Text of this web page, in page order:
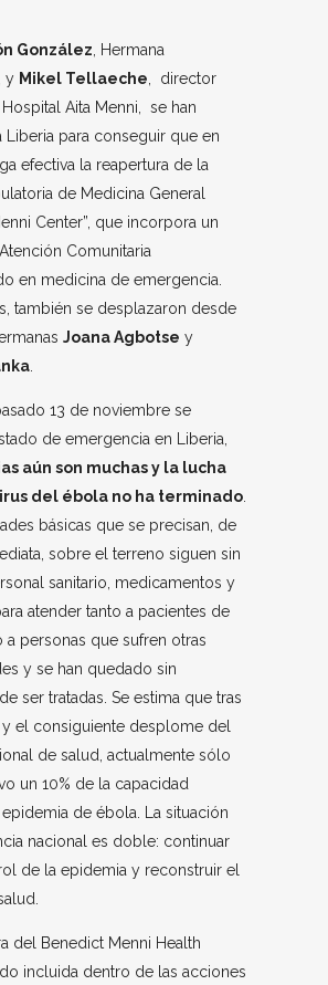
González , Hermana
y Mikel Tellaeche , director
Aita Menni, se han
Liberia para conseguir que en
efectiva la reapertura de la
de Medicina General
Center”, que incorpora un
Comunitaria
en medicina de emergencia.
también se desplazaron desde
Joana Agbotse y
13 de noviembre se
de emergencia en Liberia,
aún son muchas y la lucha
del ébola no ha terminado
básicas que se precisan, de
sobre el terreno siguen sin
sanitario, medicamentos y
atender tanto a pacientes de
personas que sufren otras
y se han quedado sin
ser tratadas. Se estima que tras
y el consiguiente desplome del
de salud, actualmente sólo
un 10% de la capacidad
de ébola. La situación
nacional es doble: continuar
de la epidemia y reconstruir el
del Benedict Menni Health
incluida dentro de las acciones